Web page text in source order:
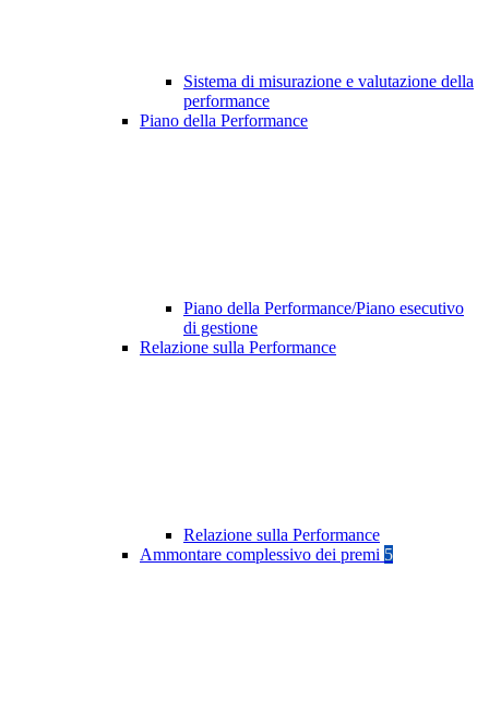
Sistema di misurazione e valutazione della
performance
Piano della Performance
Piano della Performance/Piano esecutivo
di gestione
Relazione sulla Performance
Relazione sulla Performance
Ammontare complessivo dei premi 5